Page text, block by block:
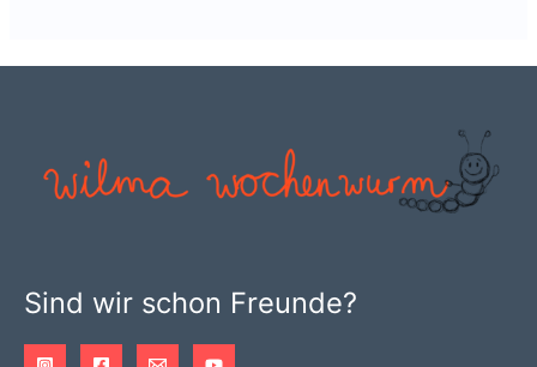
Sind wir schon Freunde?